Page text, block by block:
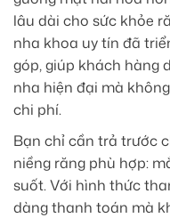
lâu dài cho sức khỏe
nha khoa uy tín đã
góp, giúp khách hàng
nha hiện đại mà
chi phí.
Bạn chỉ cần trả trước
niềng răng phù hợp:
suốt. Với hình thức
dàng thanh toán mà